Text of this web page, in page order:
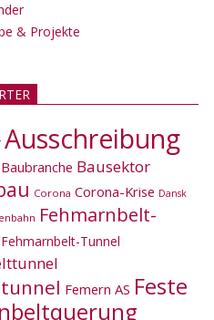
& Projekte
Ausschreibung
Baubranche Bausektor
Corona Corona-Krise Dansk
Fehmarnbelt-
Fehmarnbelt-Tunnel
Femern AS Feste